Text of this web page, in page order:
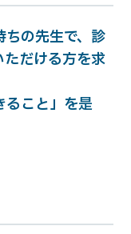
の先生で、診
だける方を求
ること」を是